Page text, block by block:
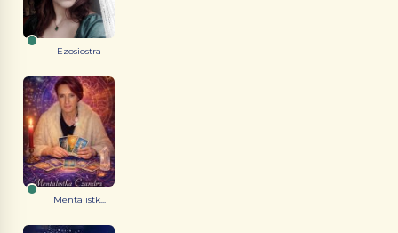
Ezosiostra
Mentalistk...